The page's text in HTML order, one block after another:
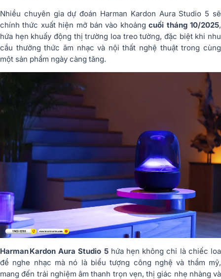
Nhiều chuyên gia dự đoán Harman Kardon Aura Studio 5 sẽ
chính thức xuất hiện mở bán vào khoảngcuối tháng 10/2025,
hứa hẹn khuấy động thị trường loa treo tường, đặc biệt khi nhu
cầu thưởng thức âm nhạc và nội thất nghệ thuật trong cùng
một sản phẩm ngày càng tăng.
Harman Kardon Aura Studio 5hứa hẹn không chỉ là chiếc loa
để nghe nhạc mà nó là biểu tượng công nghệ và thẩm mỹ,
mang đến trải nghiệm âm thanh trọn vẹn, thị giác nhẹ nhàng và